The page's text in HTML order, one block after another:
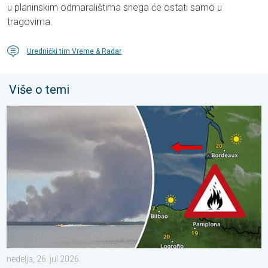
u planinskim odmaralištima snega će ostati samo u
tragovima.
Urednički tim Vreme & Radar
Više o temi
Šumski požari izmiču kontroli. Španija i Francuska. . . nedelja,
nedelja, 26. jul 2026.